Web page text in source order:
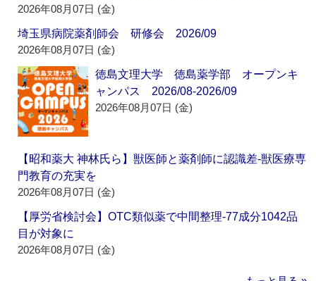
2026年08月07日 (金)
埼玉県病院薬剤師会 研修会 2026/09
2026年08月07日 (金)
徳島文理大学 徳島薬学部 オープンキ
ャンパス 2026/08-2026/09
2026年08月07日 (金)
【昭和薬大 神林氏ら】獣医師と薬剤師に認識差‐獣医療専
門教育の充実を
2026年08月07日 (金)
【厚労省検討会】OTC類似薬で中間整理‐77成分1042品
目が対象に
2026年08月07日 (金)